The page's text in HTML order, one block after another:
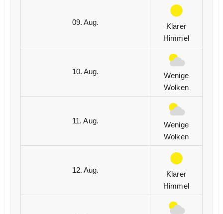
09. Aug.
Klarer
Himmel
10. Aug.
Wenige
Wolken
11. Aug.
Wenige
Wolken
12. Aug.
Klarer
Himmel